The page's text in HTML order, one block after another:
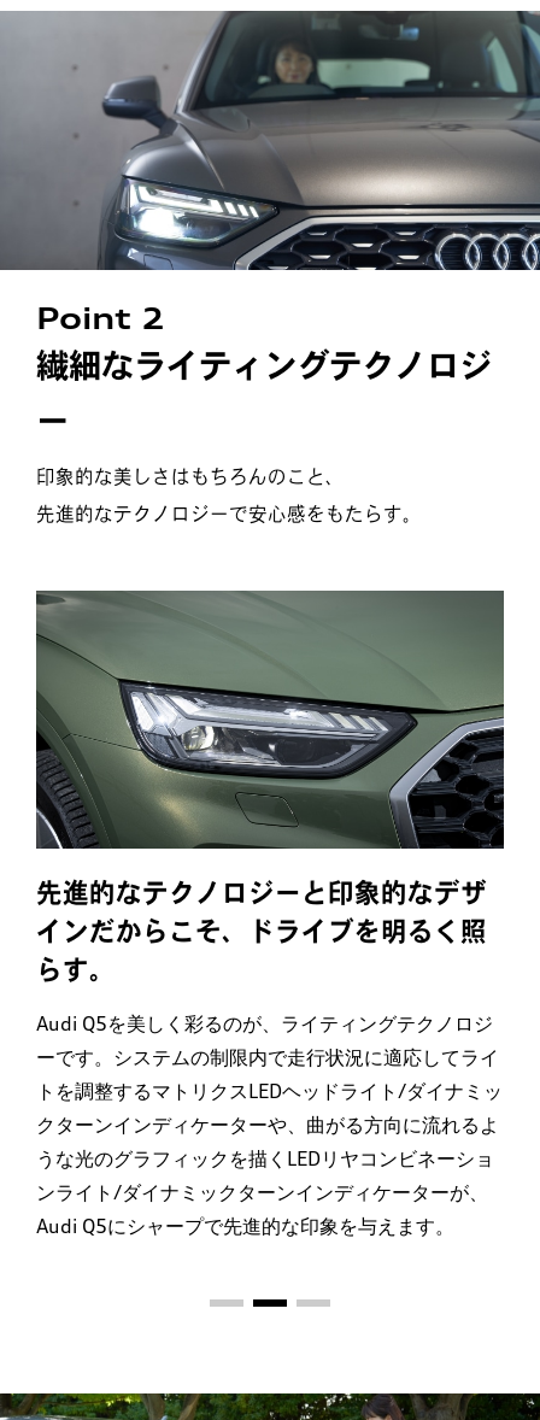
Point 2
繊細なライティングテクノロジ
ー
印象的な美しさはもちろんのこと、
先進的なテクノロジーで安心感をもたらす。
先進的なテクノロジーと印象的なデザ
インだからこそ、ドライブを明るく照
らす。
Audi Q5を美しく彩るのが、ライティングテクノロジ
ーです。システムの制限内で走行状況に適応してライ
トを調整するマトリクスLEDヘッドライト/ダイナミッ
クターンインディケーターや、曲がる方向に流れるよ
うな光のグラフィックを描くLEDリヤコンビネーショ
ンライト/ダイナミックターンインディケーターが、
Audi Q5にシャープで先進的な印象を与えます。